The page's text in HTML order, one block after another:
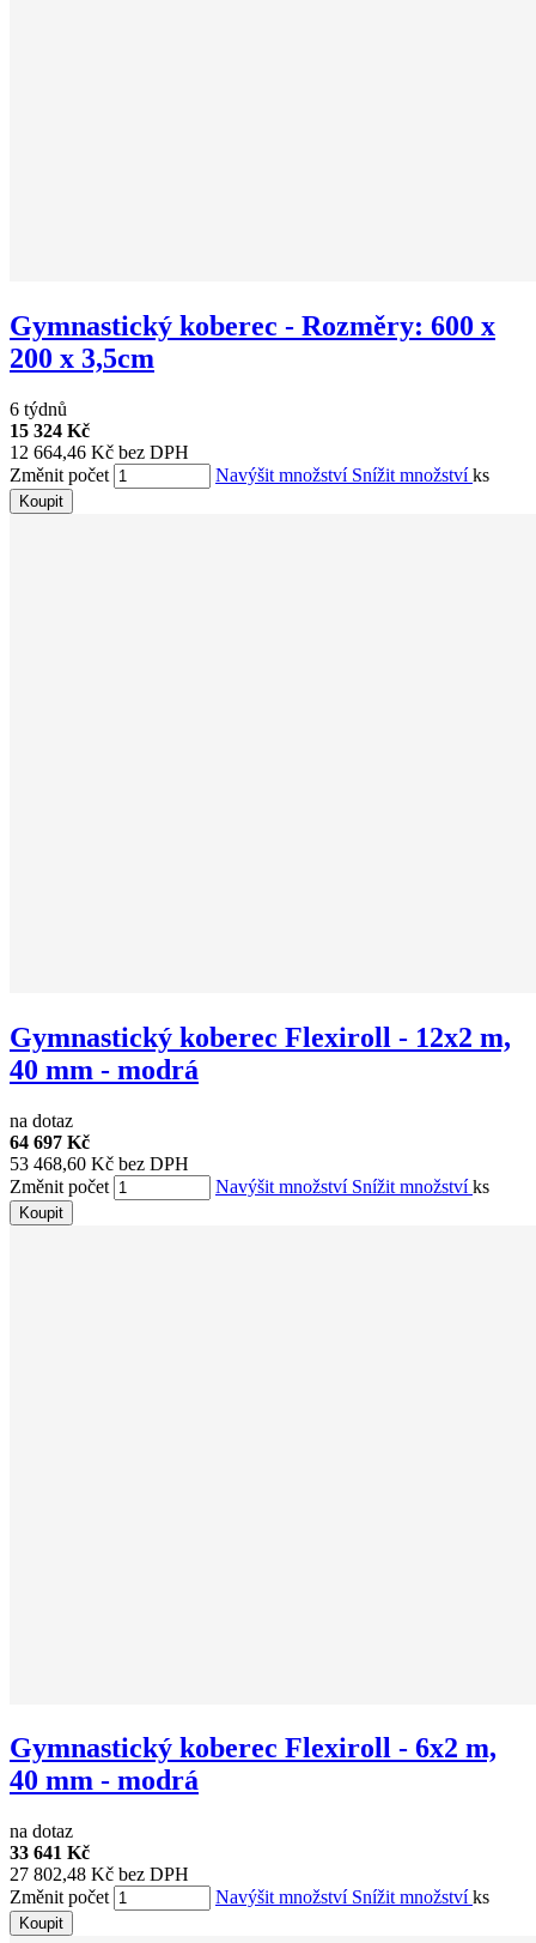
Gymnastický koberec - Rozměry: 600 x
200 x 3,5cm
6 týdnů
15 324 Kč
12 664,46 Kč bez DPH
Změnit počet
Navýšit množství Snížit množstvíks
Koupit
Gymnastický koberec Flexiroll - 12x2 m,
40 mm - modrá
na dotaz
64 697 Kč
53 468,60 Kč bez DPH
Změnit počet
Navýšit množství Snížit množstvíks
Koupit
Gymnastický koberec Flexiroll - 6x2 m,
40 mm - modrá
na dotaz
33 641 Kč
27 802,48 Kč bez DPH
Změnit počet
Navýšit množství Snížit množstvíks
Koupit